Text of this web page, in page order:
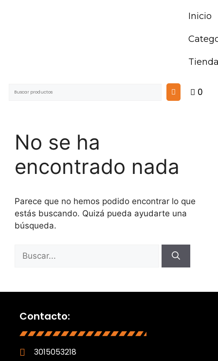
Inicio
0
No se ha
encontrado nada
Parece que no hemos podido encontrar lo que
estás buscando. Quizá pueda ayudarte una
búsqueda.
Contacto:
3015053218